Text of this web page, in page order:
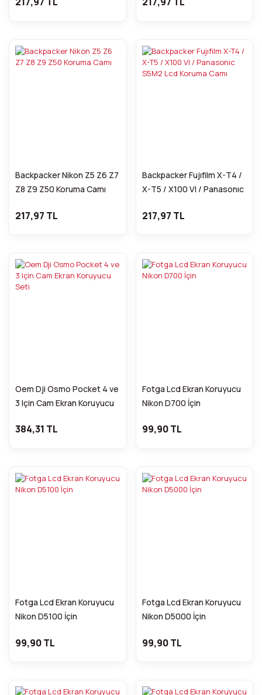
Lcd Koruma Camı
Backpacker Nikon Z5 Z6 Z7
Z8 Z9 Z50 Koruma Camı
217,97 TL
Backpacker Fujıfilm X-T4 /
X-T5 / X100 VI / Panasonıc
217,97 TL
Oem Dji Osmo Pocket 4 ve
3 Için Cam Ekran Koruyucu
384,31 TL
Fotga Lcd Ekran Koruyucu
Nikon D700 İçin
99,90 TL
Fotga Lcd Ekran Koruyucu
Nikon D5100 İçin
99,90 TL
Fotga Lcd Ekran Koruyucu
Nikon D5000 İçin
99,90 TL